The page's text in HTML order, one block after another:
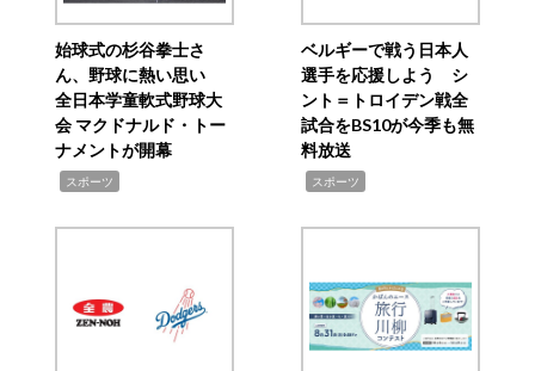
始球式の杉谷拳士さ
ん、野球に熱い思い
全日本学童軟式野球大
会 マクドナルド・トー
ナメントが開幕
スポーツ
ベルギーで戦う日本人
選手を応援しよう シ
ント＝トロイデン戦全
試合をBS10が今季も無
料放送
スポーツ